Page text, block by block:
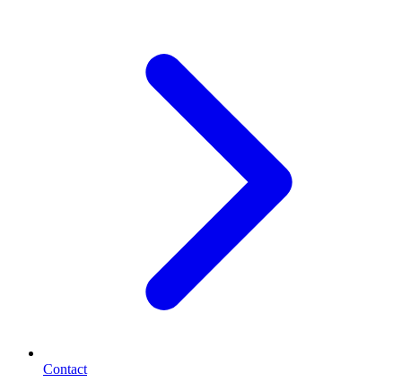
Contact